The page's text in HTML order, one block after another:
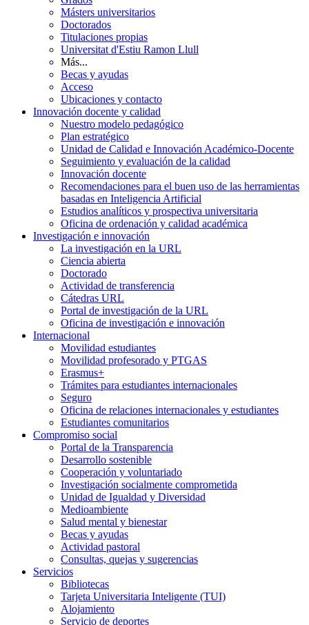
Másters universitarios
Doctorados
Titulaciones propias
Universitat d'Estiu Ramon Llull
Más...
Becas y ayudas
Acceso
Ubicaciones y contacto
Innovación docente y calidad
Nuestro modelo pedagógico
Plan estratégico
Unidad de Calidad e Innovación Académico-Docente
Seguimiento y evaluación de la calidad
Innovación docente
Recomendaciones para el buen uso de las herramientas
basadas en Inteligencia Artificial
Estudios analíticos y prospectiva universitaria
Oficina de ordenación y calidad académica
Investigación e innovación
La investigación en la URL
Ciencia abierta
Doctorado
Actividad de transferencia
Cátedras URL
Portal de investigación de la URL
Oficina de investigación e innovación
Internacional
Movilidad estudiantes
Movilidad profesorado y PTGAS
Erasmus+
Trámites para estudiantes internacionales
Seguro
Oficina de relaciones internacionales y estudiantes
Estudiantes comunitarios
Compromiso social
Portal de la Transparencia
Desarrollo sostenible
Cooperación y voluntariado
Investigación socialmente comprometida
Unidad de Igualdad y Diversidad
Medioambiente
Salud mental y bienestar
Becas y ayudas
Actividad pastoral
Consultas, quejas y sugerencias
Servicios
Bibliotecas
Tarjeta Universitaria Inteligente (TUI)
Alojamiento
Servicio de deportes